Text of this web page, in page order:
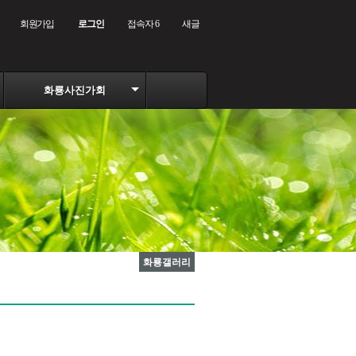
회원가입 로그인 접속자 6 새글
화룡사진가회
화룡갤러리